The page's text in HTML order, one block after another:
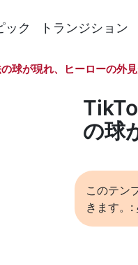
ック トランジション
球が現れ、ヒーローの外
の球
このテン
きます。: